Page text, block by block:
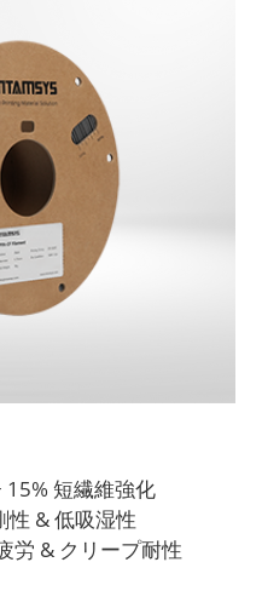
15% 短繊維強化
性 & 低吸湿性
労 & クリープ耐性